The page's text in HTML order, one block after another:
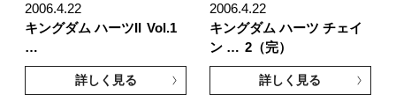
2006.4.22
キングダム ハーツII
Vol.1
…
詳しく見る
2006.4.22
キングダム ハーツ チェイ
ン … 2（完）
詳しく見る